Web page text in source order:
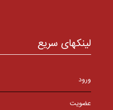
لینکهای سریع
ورود
عضویت